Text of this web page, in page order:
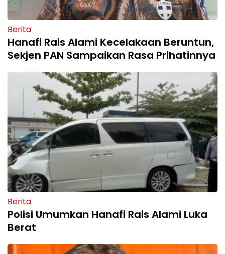
Berita
Hanafi Rais Alami Kecelakaan Beruntun,
Sekjen PAN Sampaikan Rasa Prihatinnya
Berita
Polisi Umumkan Hanafi Rais Alami Luka
Berat